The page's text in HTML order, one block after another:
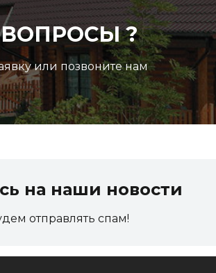
ВОПРОСЫ ?
или позвоните нам
на наши новости
отправлять спам!